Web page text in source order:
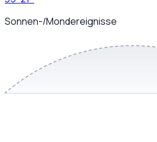
Sonnen-/Mondereignisse